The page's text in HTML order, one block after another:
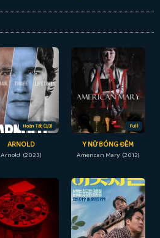
Hoàn Tất (3/3)
ARNOLD
Arnold (2023)
Full
Y NỮ BÓNG ĐÊM
American Mary (2012)